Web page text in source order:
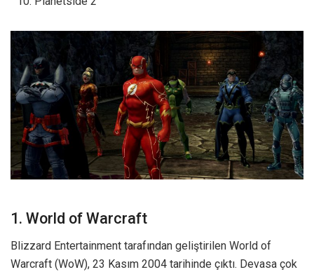
1. World of Warcraft
Blizzard Entertainment tarafından geliştirilen World of
Warcraft (WoW), 23 Kasım 2004 tarihinde çıktı. Devasa çok